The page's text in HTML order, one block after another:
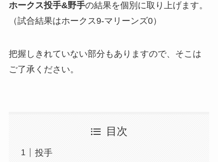
ホークス投手&野手の結果を個別に取り上げます。
（試合結果はホークス9-マリーンズ0）
把握しきれていない部分もありますので、そこは
ご了承ください。
目次
投手